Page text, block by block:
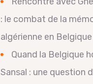
: le combat de la
algérienne en Belgique
Quand la Belgique
Sansal : une question